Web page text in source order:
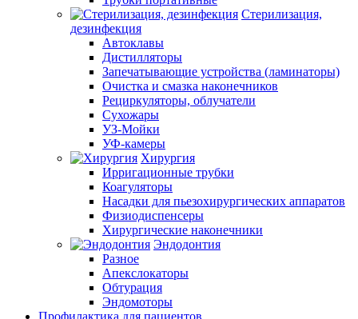
Стерилизация,
дезинфекция
Автоклавы
Дистилляторы
Запечатывающие устройства (ламинаторы)
Очистка и смазка наконечников
Рециркуляторы, облучатели
Сухожары
УЗ-Мойки
УФ-камеры
Хирургия
Ирригационные трубки
Коагуляторы
Насадки для пьезохирургических аппаратов
Физиодиспенсеры
Хирургические наконечники
Эндодонтия
Разное
Апекслокаторы
Обтурация
Эндомоторы
Профилактика для пациентов